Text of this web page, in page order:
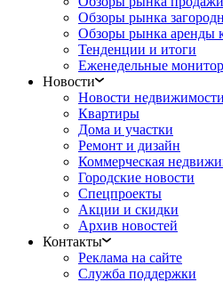
Обзоры рынка
Обзоры рынка аренды
Тенденции и итоги
Еженедельные
Новости
Новости недвижимости
Квартиры
Дома и участки
Ремонт и дизайн
Коммерческая
Городские новости
Спецпроекты
Акции и скидки
Архив новостей
Контакты
Реклама на сайте
Служба поддержки